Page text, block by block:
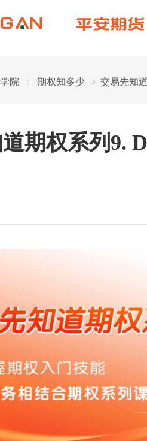
院 期权知多少 交易先知
期权系列9.